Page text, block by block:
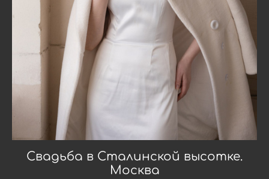
Свадьба в Сталинской высотке.
Москва